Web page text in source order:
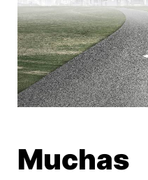
Buscar
Muchas